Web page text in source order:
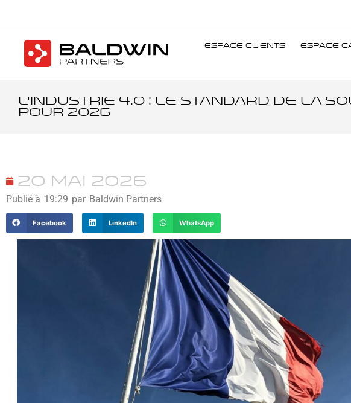
Espace Clients Espace
L’Industrie 4.0 : Le Standard de la
pour 2026
20 mai 2026
Publié à 19:29 par Baldwin Partners
Facebook LinkedIn WhatsApp